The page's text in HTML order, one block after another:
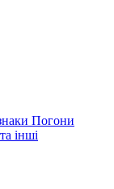
Погони
інші